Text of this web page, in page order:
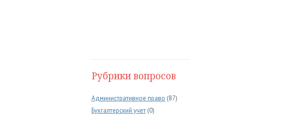
Рубрики вопросов
Административное право (87)
Бухгалтерский учет (0)